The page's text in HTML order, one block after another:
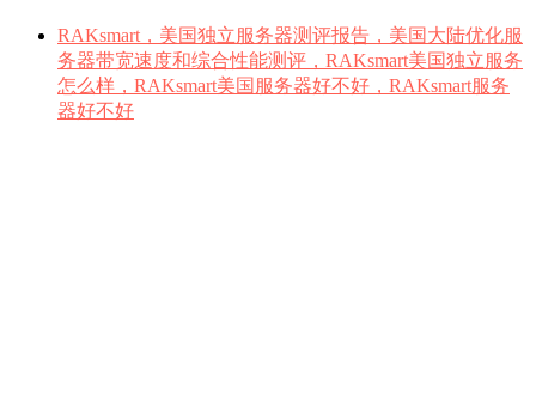
RAKsmart，美国独立服务器测评报告，美国大陆优化服
务器带宽速度和综合性能测评，RAKsmart美国独立服务
怎么样，RAKsmart美国服务器好不好，RAKsmart服务
器好不好